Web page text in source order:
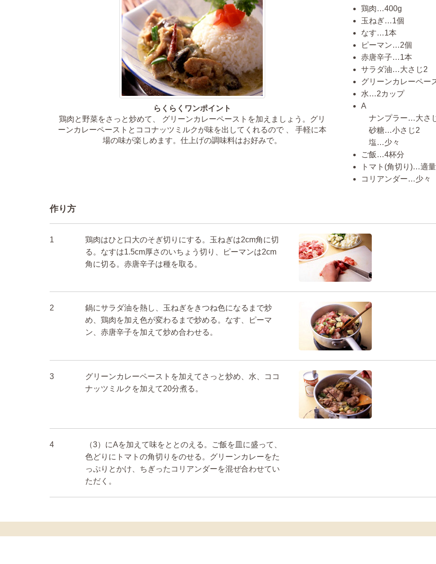
らくらくワンポイント
鶏肉と野菜をさっと炒めて、 グリーンカレーペーストを加えましょう。グリ
ーンカレーペーストとココナッツミルクが味を出してくれるので 、 手軽に本
場の味が楽しめます。仕上げの調味料はお好みで。
鶏肉…400g
玉ねぎ…1個
なす…1本
ピーマン…2個
赤唐辛子…1本
サラダ油…大さじ2
グリーンカレーペー
水…2カップ
A
ナンプラー…大さ
砂糖…小さじ2
塩…少々
ご飯…4杯分
トマト(角切り)…適量
コリアンダー…少々
作り方
1
鶏肉はひと口大のそぎ切りにする。玉ねぎは2cm角に切
る。なすは1.5cm厚さのいちょう切り、ピーマンは2cm
角に切る。赤唐辛子は種を取る。
2
鍋にサラダ油を熱し、玉ねぎをきつね色になるまで炒
め、鶏肉を加え色が変わるまで炒める。なす、ピーマ
ン、赤唐辛子を加えて炒め合わせる。
3
グリーンカレーペーストを加えてさっと炒め、水、ココ
ナッツミルクを加えて20分煮る。
4
（3）にAを加えて味をととのえる。ご飯を皿に盛って、
色どりにトマトの角切りをのせる。グリーンカレーをた
っぷりとかけ、ちぎったコリアンダーを混ぜ合わせてい
ただく。